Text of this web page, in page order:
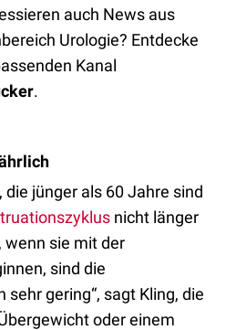
auch News aus
Urologie? Entdecke
Kanal
.
die jünger als 60 Jahre sind
nicht länger
wenn sie mit der
sind die
gering“, sagt Kling, die
oder einem